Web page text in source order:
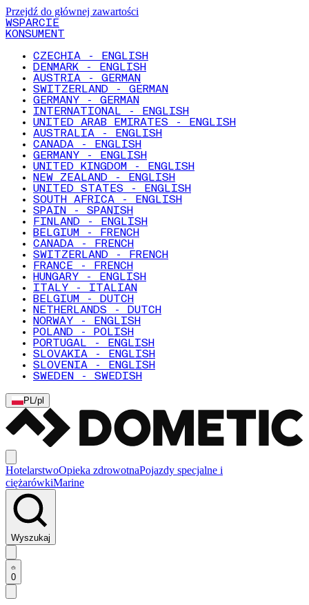
Przejdź do głównej zawartości
WSPARCIE
KONSUMENT
CZECHIA - ENGLISH
DENMARK - ENGLISH
AUSTRIA - GERMAN
SWITZERLAND - GERMAN
GERMANY - GERMAN
INTERNATIONAL - ENGLISH
UNITED ARAB EMIRATES - ENGLISH
AUSTRALIA - ENGLISH
CANADA - ENGLISH
GERMANY - ENGLISH
UNITED KINGDOM - ENGLISH
NEW ZEALAND - ENGLISH
UNITED STATES - ENGLISH
SOUTH AFRICA - ENGLISH
SPAIN - SPANISH
FINLAND - ENGLISH
BELGIUM - FRENCH
CANADA - FRENCH
SWITZERLAND - FRENCH
FRANCE - FRENCH
HUNGARY - ENGLISH
ITALY - ITALIAN
BELGIUM - DUTCH
NETHERLANDS - DUTCH
NORWAY - ENGLISH
POLAND - POLISH
PORTUGAL - ENGLISH
SLOVAKIA - ENGLISH
SLOVENIA - ENGLISH
SWEDEN - SWEDISH
PL/pl
HotelarstwoOpieka zdrowotnaPojazdy specjalne i
ciężarówkiMarine
Wyszukaj
0